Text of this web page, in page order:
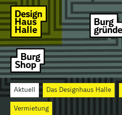
Aktuell Das Designhaus Halle
Vermietung